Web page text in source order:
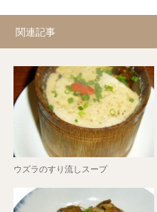
関連記事
ウズラのすり流しスープ